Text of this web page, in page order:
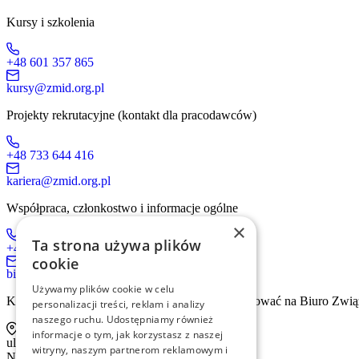
Kursy i szkolenia
+48 601 357 865
kursy@zmid.org.pl
Projekty rekrutacyjne (kontakt dla pracodawców)
+48 733 644 416
kariera@zmid.org.pl
Współpraca, członkostwo i informacje ogólne
+48 519 536 405
biuro@zmid.org.pl
Kontakt tradycyjną drogą pocztową prosimy kierować na Biuro
ul. Sienna 93 lok. 2, 00-815 Warszawa
×
Ta strona używa plików
cookie
Używamy plików cookie w celu
personalizacji treści, reklam i analizy
naszego ruchu. Udostępniamy również
informacje o tym, jak korzystasz z naszej
witryny, naszym partnerom reklamowym i